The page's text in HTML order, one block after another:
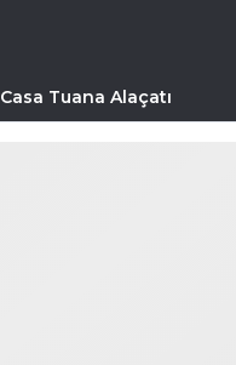
Casa Tuana Alaçatı